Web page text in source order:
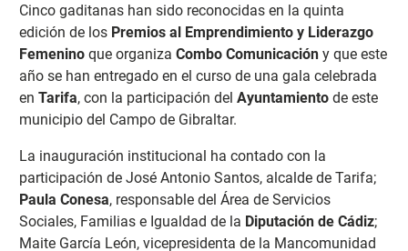
Cinco gaditanas han sido reconocidas en la quinta
edición de losPremios al Emprendimiento y Liderazgo
Femeninoque organiza Combo Comunicacióny que este
año se han entregado en el curso de una gala celebrada
en Tarifa, con la participación del Ayuntamientode este
municipio del Campo de Gibraltar.
La inauguración institucional ha contado con la
participación de José Antonio Santos, alcalde de Tarifa;
Paula Conesa, responsable del Área de Servicios
Sociales, Familias e Igualdad de la Diputación de Cádiz;
Maite García León, vicepresidenta de la Mancomunidad